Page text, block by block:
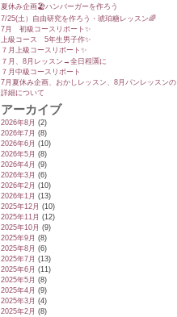
夏休み企画🏖️ハンバーガーを作ろう
7/25(土）自由研究を作ろう・琥珀糖レッスン🌈
7月 初級コースリポート✨️
上級コース 5年生男子作✨️
７月上級コースリポート✨️
７月、8月レッスン→全日程🈵に
７月中級コースリポート
7月夏休み企画、おかしレッスン、8月パンレッスンの
詳細について
アーカイブ
2026年8月 (2)
2026年7月 (8)
2026年6月 (10)
2026年5月 (8)
2026年4月 (9)
2026年3月 (6)
2026年2月 (10)
2026年1月 (13)
2025年12月 (10)
2025年11月 (12)
2025年10月 (9)
2025年9月 (8)
2025年8月 (6)
2025年7月 (13)
2025年6月 (11)
2025年5月 (8)
2025年4月 (9)
2025年3月 (4)
2025年2月 (8)